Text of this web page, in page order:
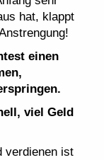
hat, klappt
einen
viel Geld
verdienen ist